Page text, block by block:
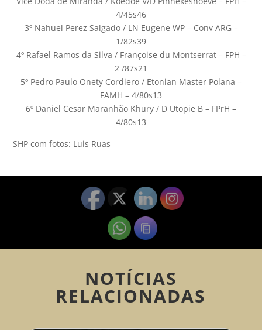
4/45s46
3º Nahuel Perez Salgado / LN Eugene WP – Conv ARG –
1/82s39
4º Rafael Ramos da Silva / Françoise du Montserrat – FPH –
2 /87s21
5º Pedro Paulo Onety Cordiero / Etonian Master Polana –
FAMH – 4/80s13
6º Daniel Cesar Maranhão Khury / D Utopie B – FPrH –
4/80s13
SHP com fotos: Luis Ruas
NOTÍCIAS
RELACIONADAS